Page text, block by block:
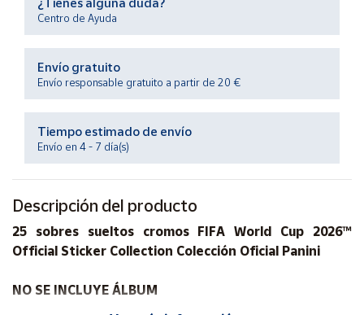
Ayuda
Centro
de ayuda
Contacto
Mapa de
vendedores
Hazte
Área
Centro de Ayuda
Envío gratuito
Envío responsable gratuito a partir de 20 €
Tiempo estimado de envío
Envío en 4 - 7 día(s)
Descripción del producto
25 sobres sueltos cromos FIFA World Cup 2026™
Official Sticker Collection Colección Oficial Panini
NO SE INCLUYE ÁLBUM